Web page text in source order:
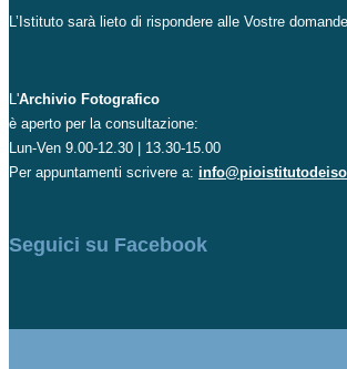
L’Istituto sarà lieto di rispondere alle Vostre
L'Archivio Fotografico
è aperto per la consultazione:
Lun-Ven 9.00-12.30 | 13.30-15.00
Per appuntamenti scrivere a:
Seguici su Facebook